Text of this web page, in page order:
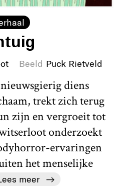
Beeld Puck Rietveld
diens
trekt zich terug
zijn en vergroeit tot
onderzoekt
ervaringen
het menselijke
meer